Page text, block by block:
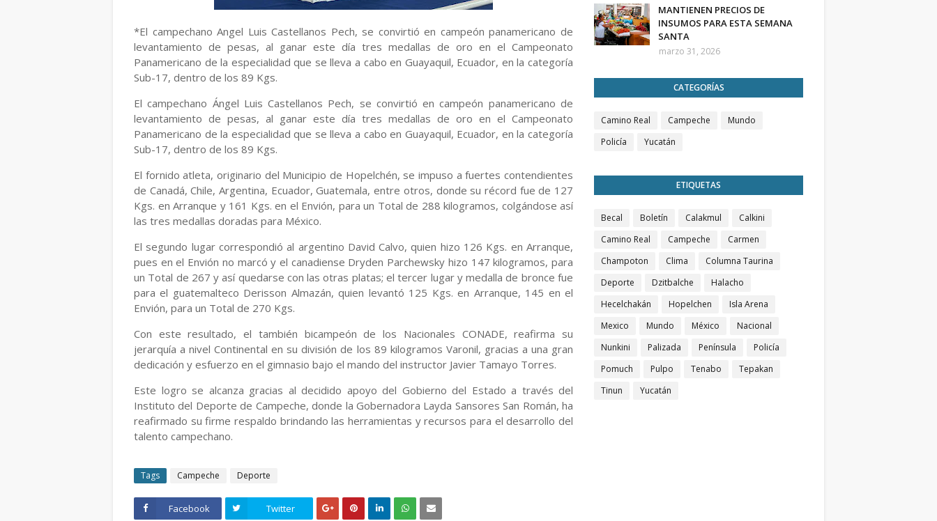
*El campechano Angel Luis Castellanos Pech, se convirtió en campeón panamericano de
levantamiento de pesas, al ganar este día tres medallas de oro en el Campeonato
Panamericano de la especialidad que se lleva a cabo en Guayaquil, Ecuador, en la categoría
Sub-17, dentro de los 89 Kgs.
El campechano Ángel Luis Castellanos Pech, se convirtió en campeón panamericano de
levantamiento de pesas, al ganar este día tres medallas de oro en el Campeonato
Panamericano de la especialidad que se lleva a cabo en Guayaquil, Ecuador, en la categoría
Sub-17, dentro de los 89 Kgs.
El fornido atleta, originario del Municipio de Hopelchén, se impuso a fuertes contendientes
de Canadá, Chile, Argentina, Ecuador, Guatemala, entre otros, donde su récord fue de 127
Kgs. en Arranque y 161 Kgs. en el Envión, para un Total de 288 kilogramos, colgándose así
las tres medallas doradas para México.
El segundo lugar correspondió al argentino David Calvo, quien hizo 126 Kgs. en Arranque,
pues en el Envión no marcó y el canadiense Dryden Parchewsky hizo 147 kilogramos, para
un Total de 267 y así quedarse con las otras platas; el tercer lugar y medalla de bronce fue
para el guatemalteco Derisson Almazán, quien levantó 125 Kgs. en Arranque, 145 en el
Envión, para un Total de 270 Kgs.
Con este resultado, el también bicampeón de los Nacionales CONADE, reafirma su
jerarquía a nivel Continental en su división de los 89 kilogramos Varonil, gracias a una gran
dedicación y esfuerzo en el gimnasio bajo el mando del instructor Javier Tamayo Torres.
Este logro se alcanza gracias al decidido apoyo del Gobierno del Estado a través del
Instituto del Deporte de Campeche, donde la Gobernadora Layda Sansores San Román, ha
reafirmado su firme respaldo brindando las herramientas y recursos para el desarrollo del
talento campechano.
Tags Campeche Deporte
Facebook Twitter
MANTIENEN PRECIOS DE
INSUMOS PARA ESTA SEMANA
SANTA
marzo 31, 2026
CATEGORÍAS
Camino Real Campeche
Mundo
Policía
Yucatán
ETIQUETAS
Becal Boletín Calakmul
Calkini
Camino Real
Campeche
Carmen
Champoton
Clima
Columna Taurina
Deporte
Dzitbalche
Halacho
Hecelchakán
Hopelchen
Isla Arena
Mexico
Mundo México
Nacional
Nunkini
Palizada Península
Policía
Pomuch
Pulpo Tenabo
Tepakan
Tinun
Yucatán